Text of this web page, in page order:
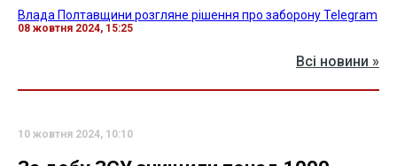
Влада Полтавщини розгляне рішення про заборону Telegram
08 жовтня 2024, 15:25
Всі новини »
10 жовтня 2024, 10:10